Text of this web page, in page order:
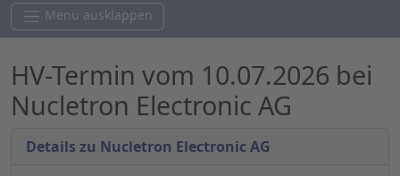
Menü ausklappen
HV-Termin vom 10.07.2026 bei
Nucletron Electronic AG
Details zu Nucletron Electronic AG